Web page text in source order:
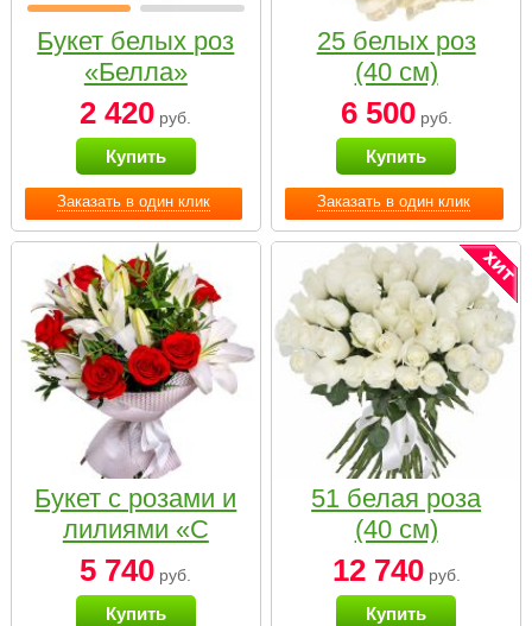
Заказать в один клик
Букет белых роз
«Белла»
2 420 руб.
Купить
Заказать в один клик
25 белых роз
(40 см)
6 500руб.
Купить
Букет с розами и
лилиями «С
наилучшими
пожеланиями»
5 740 руб.
Купить
51 белая роза
(40 см)
12 740руб.
Купить